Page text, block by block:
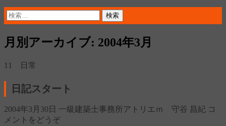
検
索:
月別アーカイブ: 2004年3月
11 日常
日記スタート
2004年3月30日 一級建築士事務所アトリエｍ 守谷 昌紀 コ
メントをどうぞ